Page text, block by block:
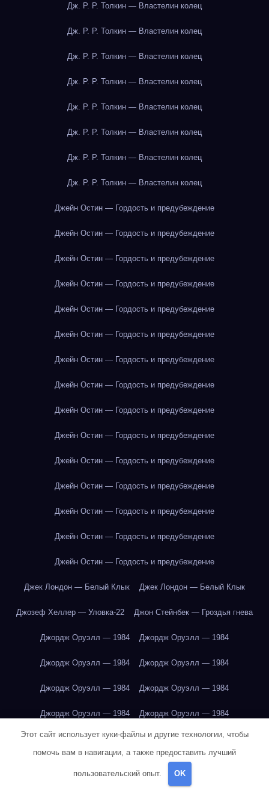
Дж. Р. Р. Толкин — Властелин колец
Дж. Р. Р. Толкин — Властелин колец
Дж. Р. Р. Толкин — Властелин колец
Дж. Р. Р. Толкин — Властелин колец
Дж. Р. Р. Толкин — Властелин колец
Дж. Р. Р. Толкин — Властелин колец
Дж. Р. Р. Толкин — Властелин колец
Дж. Р. Р. Толкин — Властелин колец
Джейн Остин — Гордость и предубеждение
Джейн Остин — Гордость и предубеждение
Джейн Остин — Гордость и предубеждение
Джейн Остин — Гордость и предубеждение
Джейн Остин — Гордость и предубеждение
Джейн Остин — Гордость и предубеждение
Джейн Остин — Гордость и предубеждение
Джейн Остин — Гордость и предубеждение
Джейн Остин — Гордость и предубеждение
Джейн Остин — Гордость и предубеждение
Джейн Остин — Гордость и предубеждение
Джейн Остин — Гордость и предубеждение
Джейн Остин — Гордость и предубеждение
Джейн Остин — Гордость и предубеждение
Джейн Остин — Гордость и предубеждение
Джек Лондон — Белый Клык Джек Лондон — Белый Клык
Джозеф Хеллер — Уловка-22 Джон Стейнбек — Гроздья гнева
Джордж Оруэлл — 1984 Джордж Оруэлл — 1984
Джордж Оруэлл — 1984 Джордж Оруэлл — 1984
Джордж Оруэлл — 1984 Джордж Оруэлл — 1984
Джордж Оруэлл — 1984 Джордж Оруэлл — 1984
Джордж Оруэлл — 1984 Джордж Оруэлл — 1984
Джордж Оруэлл — 1984
Джордж Оруэлл — 1984
Этот сайт использует куки-файлы и другие технологии, чтобы
помочь вам в навигации, а также предоставить лучший
пользовательский опыт. OK